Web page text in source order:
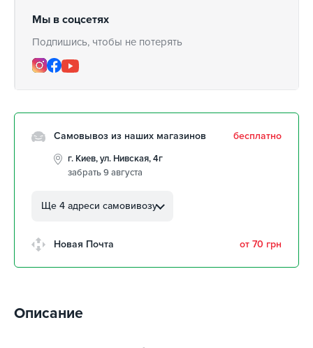
Мы в соцсетях
Подпишись, чтобы не потерять
Самовывоз из наших магазинов бесплатно
г. Киев, ул. Нивская, 4г
забрать 9 августа
Автолюбителей, 8а
авторынок
г. Киев, ул. Остафия
Ще 4 адреси самовивозу
Новая Почта от 70 грн
Описание